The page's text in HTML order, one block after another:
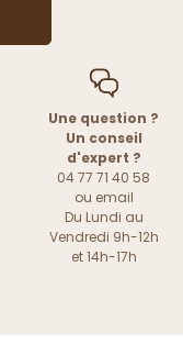
Une question ?
Un conseil
d'expert ?
04 77 71 40 58
ou email
Du Lundi au
Vendredi 9h-12h
et 14h-17h